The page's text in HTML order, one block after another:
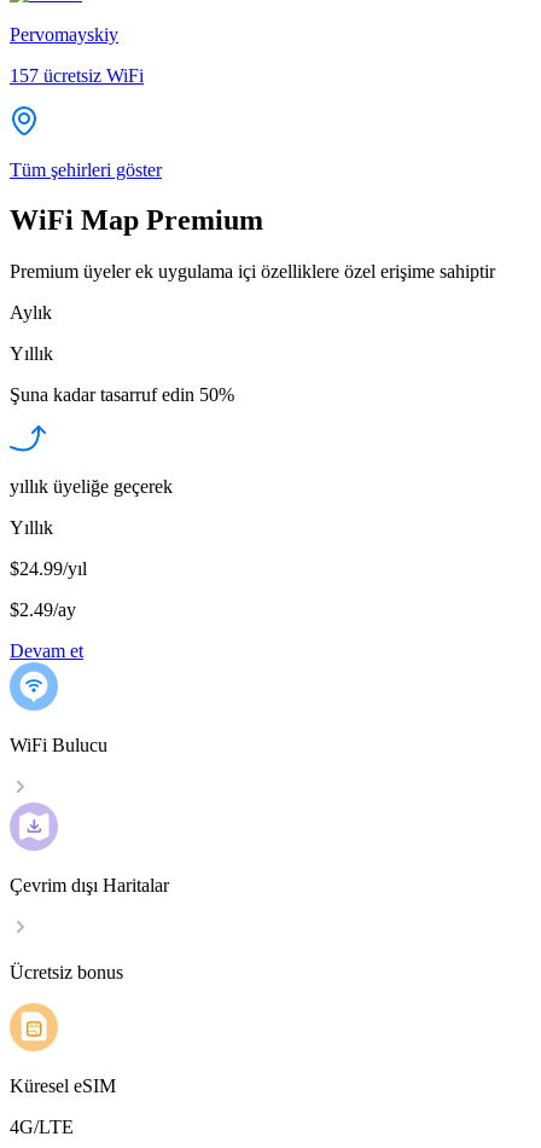
Pervomayskiy
157 ücretsiz WiFi
Tüm şehirleri göster
WiFi Map Premium
Premium üyeler ek uygulama içi özelliklere özel erişime sahiptir
Aylık
Yıllık
Şuna kadar tasarruf edin 50%
yıllık üyeliğe geçerek
Yıllık
$24.99/yıl
$2.49/ay
Devam et
WiFi Bulucu
Çevrim dışı Haritalar
Ücretsiz bonus
Küresel eSIM
4G/LTE